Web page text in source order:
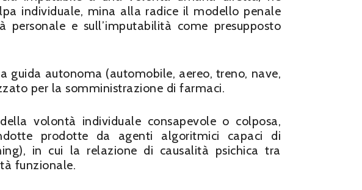
individuale, mina alla radice il modello penale
personale e sull’imputabilità come presupposto
guida autonoma (automobile, aereo, treno, nave,
per la somministrazione di farmaci.
volontà individuale consapevole o colposa,
prodotte da agenti algoritmici capaci di
in cui la relazione di causalità psichica tra
funzionale.